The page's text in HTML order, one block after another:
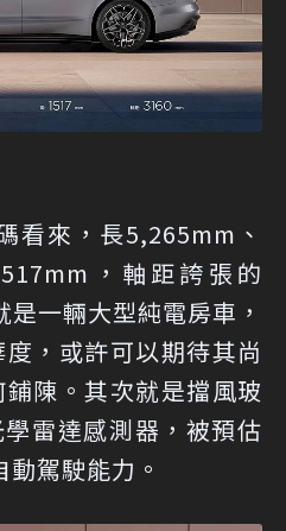
看來，長5,265mm、
，軸距誇張的
一輛大型純電房車，
，或許可以期待其尚
陳。其次就是擋風玻
雷達感測器，被預估
駕駛能力。